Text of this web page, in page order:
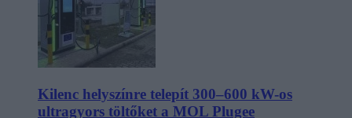
Kilenc helyszínre telepít 300–600 kW-os
ultragyors töltőket a MOL Plugee